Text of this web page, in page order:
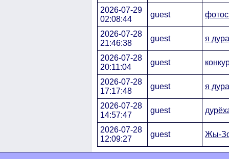
2026-07-29
02:08:44
guest
2026-07-28
21:46:38
guest я
2026-07-28
20:11:04
guest
2026-07-28
17:17:48
guest я
2026-07-28
14:57:47
guest
2026-07-28
12:09:27
guest Жы-